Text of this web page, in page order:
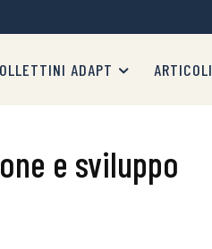
ADAPT ARTICOLI
e sviluppo